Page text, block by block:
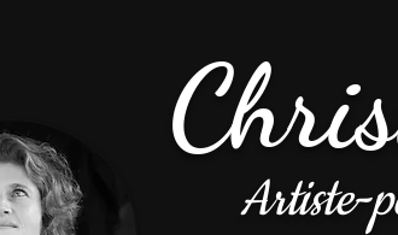
Artiste-